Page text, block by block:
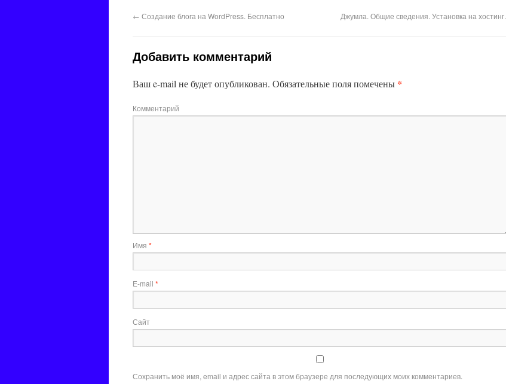
← Создание блога на WordPress. Бесплатно Джумла. Общие сведения. Установка на хостинг.
Добавить комментарий
Ваш e-mail не будет опубликован. Обязательные поля помечены *
Комментарий
Имя *
E-mail *
Сайт
Сохранить моё имя, email и адрес сайта в этом браузере для последующих моих комментариев.